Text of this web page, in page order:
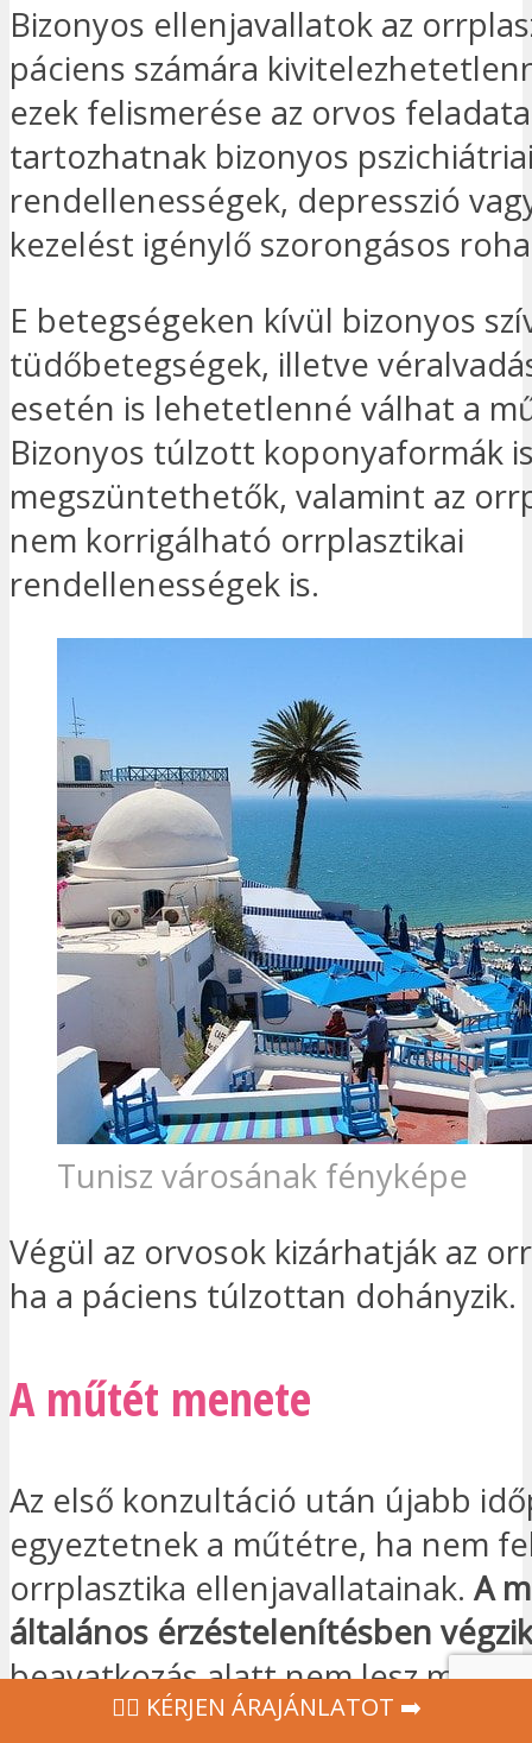
Bizonyos ellenjavallatok az
páciens számára
ezek felismerése az orvos
tartozhatnak bizonyos
rendellenességek, depresszió
kezelést igénylő szorongásos
E betegségeken kívül bizonyos
tüdőbetegségek, illetve
esetén is lehetetlenné válhat a
Bizonyos túlzott koponyaformák
megszüntethetők, valamint az
nem korrigálható orrplasztikai
rendellenességek is.
Tunisz városának fényképe
Végül az orvosok kizárhatják az
ha a páciens túlzottan dohányzik.
A műtét menete
Az első konzultáció után újabb
egyeztetnek a műtétre, ha nem
orrplasztika ellenjavallatainak. A
általános érzéstelenítésben végzik
beavatkozás alatt nem lesz
megközelítése ezután attól
‍👩‍⚕ KÉRJEN ÁRAJÁNLATOT ➡️